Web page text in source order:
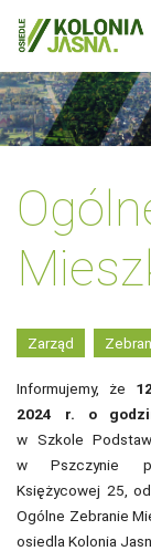
Zarząd
Informujemy, że
2024 r. o
w Szkole
w Pszczynie
Księżycowej 25,
Ogólne Zebranie
osiedla Kolonia